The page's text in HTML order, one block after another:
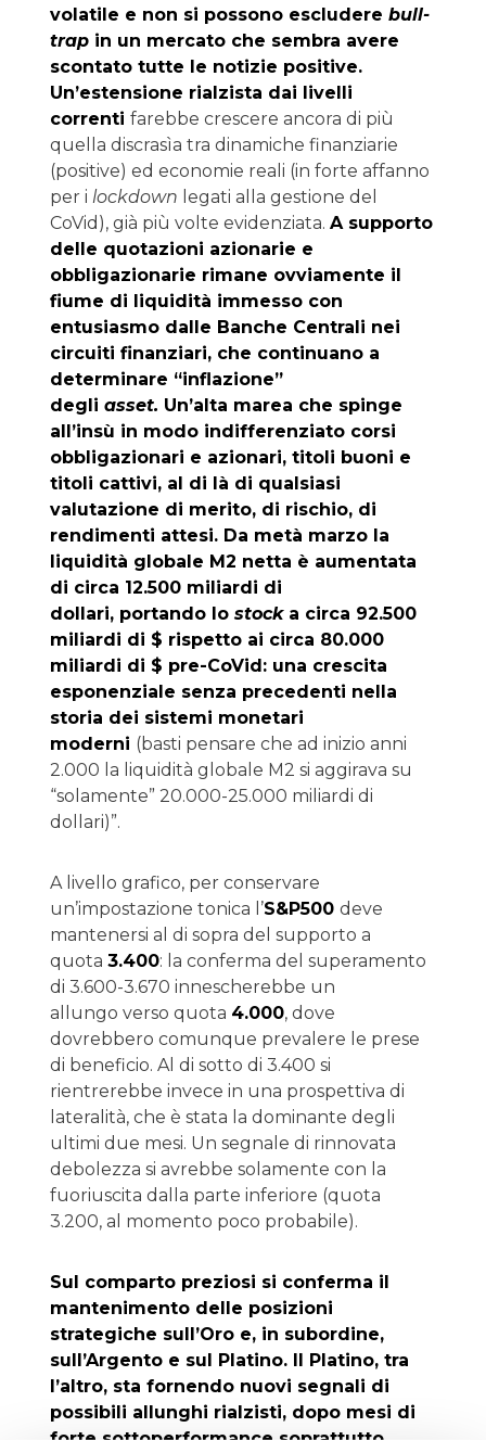
volatile e non si possono escludere bull-
trap in un mercato che sembra avere
scontato tutte le notizie positive.
Un’estensione rialzista dai livelli
correnti farebbe crescere ancora di più
quella discrasìa tra dinamiche finanziarie
(positive) ed economie reali (in forte affanno
per i lockdown legati alla gestione del
CoVid), già più volte evidenziata. A supporto
delle quotazioni azionarie e
obbligazionarie rimane ovviamente il
fiume di liquidità immesso con
entusiasmo dalle Banche Centrali nei
circuiti finanziari, che continuano a
determinare “inflazione”
degli asset. Un’alta marea che spinge
all’insù in modo indifferenziato corsi
obbligazionari e azionari, titoli buoni e
titoli cattivi, al di là di qualsiasi
valutazione di merito, di rischio, di
rendimenti attesi. Da metà marzo la
liquidità globale M2 netta è aumentata
di circa 12.500 miliardi di
dollari, portando lo stock a circa 92.500
miliardi di $ rispetto ai circa 80.000
miliardi di $ pre-CoVid: una crescita
esponenziale senza precedenti nella
storia dei sistemi monetari
moderni (basti pensare che ad inizio anni
2.000 la liquidità globale M2 si aggirava su
“solamente” 20.000-25.000 miliardi di
dollari)”.
A livello grafico, per conservare
un’impostazione tonica l’S&P500 deve
mantenersi al di sopra del supporto a
quota 3.400: la conferma del superamento
di 3.600-3.670 innescherebbe un
allungo verso quota 4.000, dove
dovrebbero comunque prevalere le prese
di beneficio. Al di sotto di 3.400 si
rientrerebbe invece in una prospettiva di
lateralità, che è stata la dominante degli
ultimi due mesi. Un segnale di rinnovata
debolezza si avrebbe solamente con la
fuoriuscita dalla parte inferiore (quota
3.200, al momento poco probabile).
Sul comparto preziosi si conferma il
mantenimento delle posizioni
strategiche sull’Oro e, in subordine,
sull’Argento e sul Platino. Il Platino, tra
l’altro, sta fornendo nuovi segnali di
possibili allunghi rialzisti, dopo mesi di